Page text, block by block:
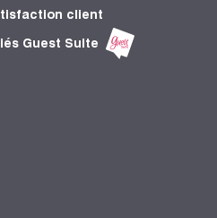
client
Guest Suite